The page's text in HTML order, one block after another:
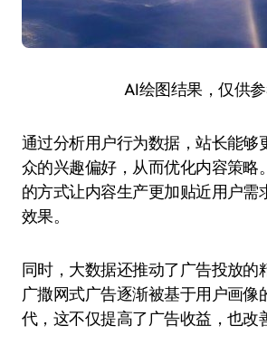
AI绘图结果，仅供
通过分析用户行为数据，站长能够
众的兴趣偏好，从而优化内容策略
的方式让内容生产更加贴近用户需
效果。
同时，大数据还推动了广告投放的
广撒网式广告逐渐被基于用户画像
代，这不仅提高了广告收益，也改